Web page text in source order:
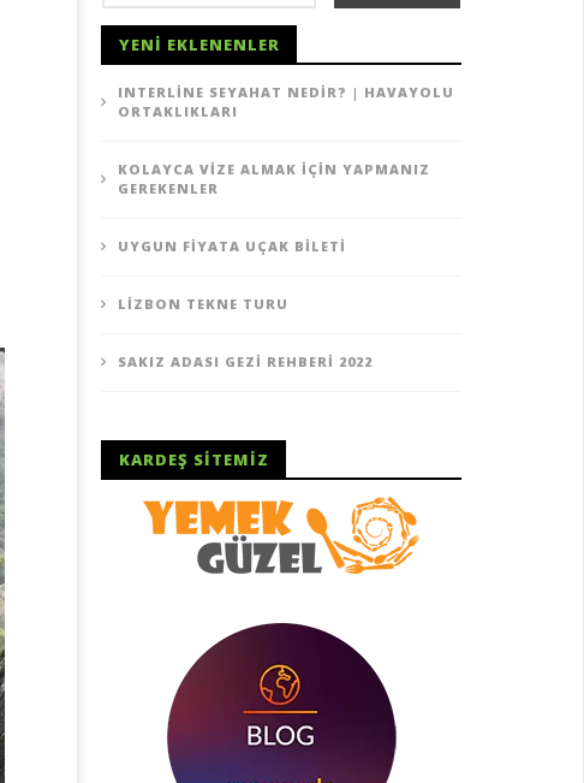
05
TheGutan
YENI EKLENENLER
INTERLINE SEYAHAT NEDIR? | HAVAYOLU
ORTAKLIKLARI
KOLAYCA VIZE ALMAK İÇIN YAPMANIZ
GEREKENLER
UYGUN FIYATA UÇAK BILETI
LIZBON TEKNE TURU
SAKIZ ADASI GEZI REHBERI 2022
KARDEŞ SITEMIZ